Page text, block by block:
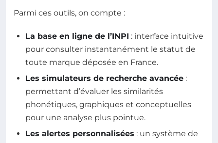
Parmi ces outils, on compte :
La base en ligne de l’INPI : interface intuitive
pour consulter instantanément le statut de
toute marque déposée en France.
Les simulateurs de recherche avancée :
permettant d’évaluer les similarités
phonétiques, graphiques et conceptuelles
pour une analyse plus pointue.
Les alertes personnalisées : un système de